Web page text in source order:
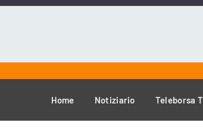
Home Notiziario Teleborsa